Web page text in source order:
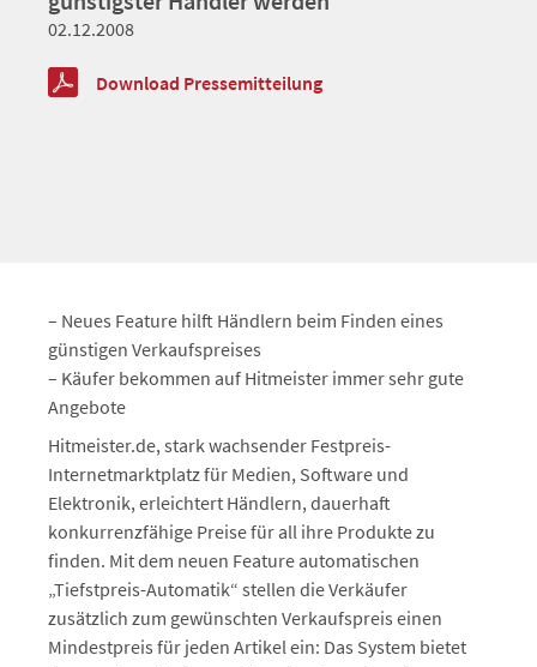
02.12.2008
Download Pressemitteilung
– Neues Feature hilft Händlern beim Finden eines
günstigen Verkaufspreises
– Käufer bekommen auf Hitmeister immer sehr gute
Angebote
Hitmeister.de, stark wachsender Festpreis-
Internetmarktplatz für Medien, Software und
Elektronik, erleichtert Händlern, dauerhaft
konkurrenzfähige Preise für all ihre Produkte zu
finden. Mit dem neuen Feature automatischen
„Tiefstpreis-Automatik“ stellen die Verkäufer
zusätzlich zum gewünschten Verkaufspreis einen
Mindestpreis für jeden Artikel ein: Das System bietet